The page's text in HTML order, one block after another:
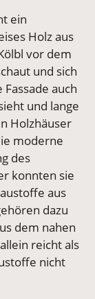
ein
Holz aus
vor dem
und sich
auch
und lange
Holzhäuser
moderne
des
konnten sie
aus
dazu
dem nahen
reicht als
nicht